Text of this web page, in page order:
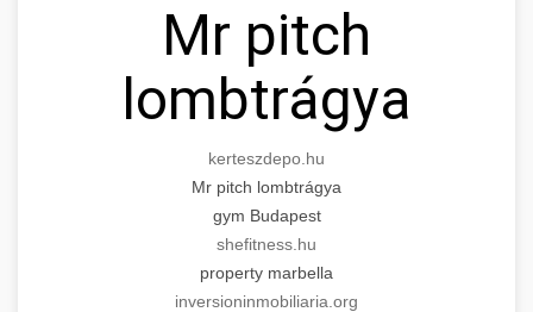
Mr pitch
lombtrágya
kerteszdepo.hu
Mr pitch lombtrágya
gym Budapest
shefitness.hu
property marbella
inversioninmobiliaria.org